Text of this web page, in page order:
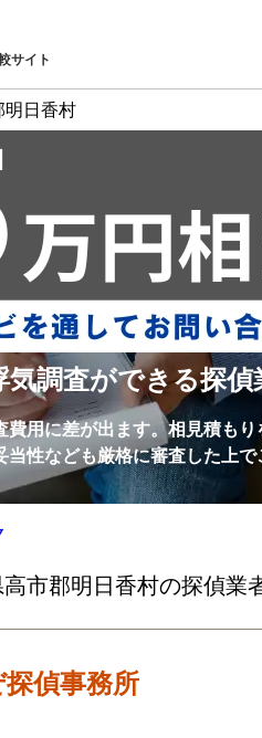
サイト
明日香村
調査ができる探偵
用に差が出ます。相見積も
性なども厳格に審査した上
高市郡明日香村の探偵業
偵事務所